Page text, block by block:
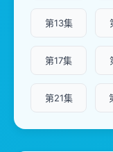
第13集
第17集
第21集